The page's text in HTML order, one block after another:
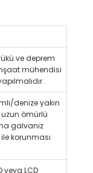
ve deprem
mühendisi
denize yakın
ömürlü
galvaniz
korunması
veya LCD